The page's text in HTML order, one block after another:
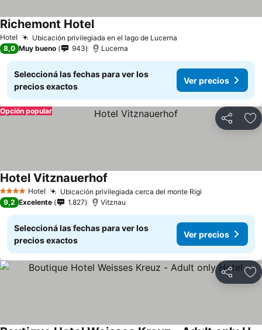
Hotel Ubicación privilegiada en el lago de Lucerna
Richemont Hotel
8,0 Muy bueno 943 Lucerna
Seleccioná las fechas para ver los
precios exactos
Ver precios
Compartir
Opción popular
4 EstrellasHotel Ubicación privilegiada cerca del monte Rigi
Hotel Vitznauerhof
9,2 Excelente 1.827 Vitznau
Seleccioná las fechas para ver los
precios exactos
Ver precios
Compartir